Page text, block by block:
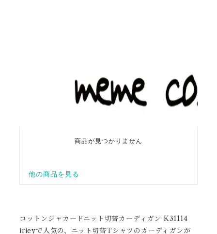
コットンジャカードニット切替カーディガン K31114
irieyで人気の、ニット切替Tシャツのカーディガンが